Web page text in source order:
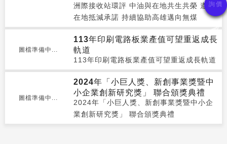
洲際接收站環評 中油與在地共生共榮 遵守
在地抵減承諾 持續協助高雄邁向無煤
圖檔準備中...
113年印刷電路板業產值可望重返成長
軌道
113年印刷電路板業產值可望重返成長軌道
圖檔準備中...
2024年「小巨人獎、新創事業獎暨中
小企業創新研究獎」 聯合頒獎典禮
2024年「小巨人獎、新創事業獎暨中小企
業創新研究獎」 聯合頒獎典禮